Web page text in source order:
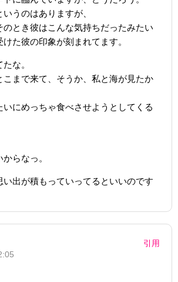
うのはありますが、
のとき彼はこんな気持ちだったみたい
た彼の印象が刻まれてます。
な。
こまで来て、そうか、私と海が見たか
いにめっちゃ食べさせようとしてくる
らなっ。
い出が積もっていってるといいのです
引用